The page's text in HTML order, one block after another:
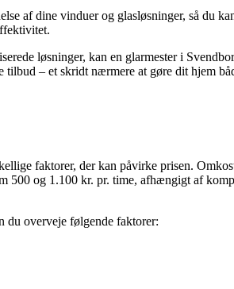
af dine vinduer og glasløsninger, så du
løsninger, kan en glarmester i
– et skridt nærmere at gøre dit hjem
faktorer, der kan påvirke prisen.
500 og 1.100 kr. pr. time, afhængigt af
du overveje følgende faktorer: